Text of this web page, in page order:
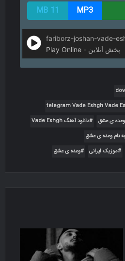
MP3
11 MB
fariborz-joshan-vade-
Play Online - پخش آنلاین
telegram Vade Eshgh Vade
ی عشق
دانلود آهنگ Vade Eshgh
نام وعده ی عشق
موزیک ایرانی وعده ی عشق